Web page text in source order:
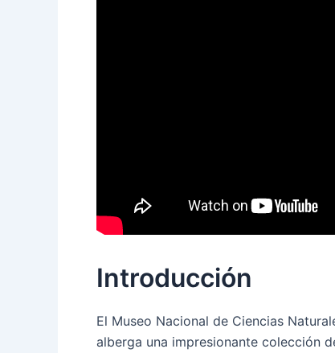
Introducción
El Museo Nacional de Ciencias
alberga una impresionante colección